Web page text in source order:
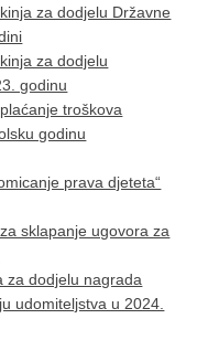
za dodjelu Državne
za dodjelu
godinu
troškova
godinu
prava djeteta“
sklapanje ugovora za
za dodjelu nagrada
udomiteljstva u 2024.